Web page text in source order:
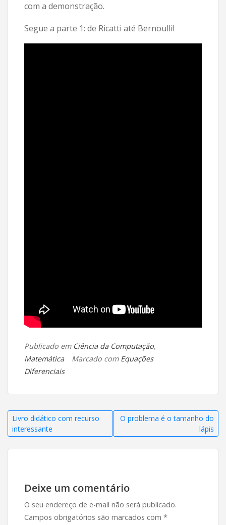
com a demonstração.
Segue a parte 1: de Ricatti até Bernoulli!
Publicado em Ciência da Computação,
Matemática
Marcado com Equações
Diferenciais
Navegação
de
Livro didático com recurso
interessante
O problema é o tamanho do
lápis
Deixe um comentário
O seu endereço de e-mail não será publicado.
Campos obrigatórios são marcados com *